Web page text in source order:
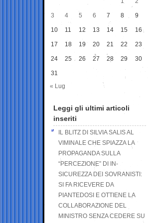
3 4 5 6 7 8 9
10 11 12 13 14 15 16
17 18 19 20 21 22 23
24 25 26 27 28 29 30
31
« Lug
Leggi gli ultimi articoli
inseriti
IL BLITZ DI SILVIA SALIS AL
VIMINALE CHE SPIAZZA LA
PROPAGANDA SULLA
“PERCEZIONE” DI IN-
SICUREZZA DEI SOVRANISTI:
SI FA RICEVERE DA
PIANTEDOSI E OTTIENE LA
COLLABORAZIONE DEL
MINISTRO SENZA CEDERE SU